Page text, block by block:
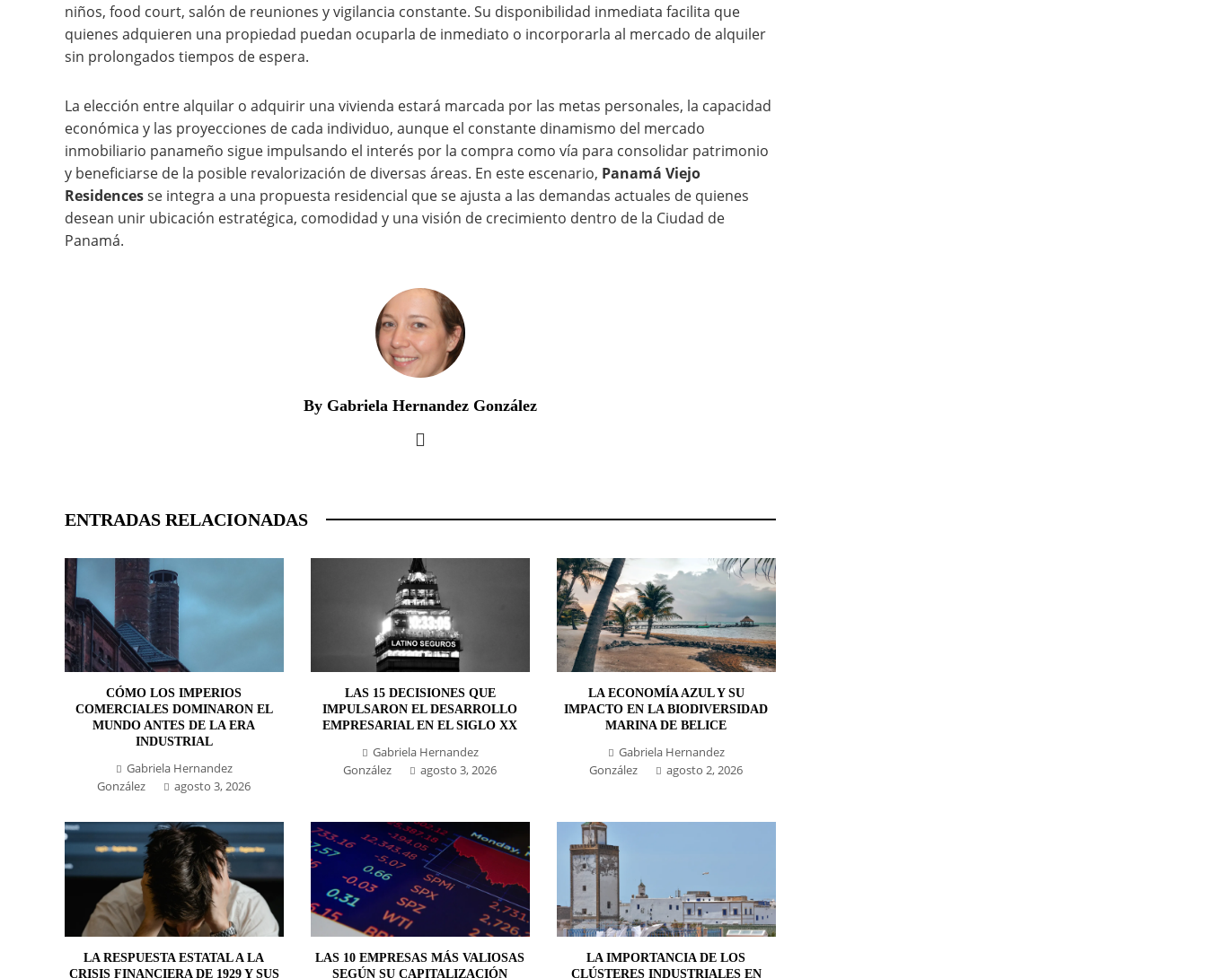
niños, food court, salón de reuniones y vigilancia constante. Su disponibilidad inmediata facilita que
quienes adquieren una propiedad puedan ocuparla de inmediato o incorporarla al mercado de alquiler
sin prolongados tiempos de espera.
La elección entre alquilar o adquirir una vivienda estará marcada por las metas personales, la capacidad
económica y las proyecciones de cada individuo, aunque el constante dinamismo del mercado
inmobiliario panameño sigue impulsando el interés por la compra como vía para consolidar patrimonio
y beneficiarse de la posible revalorización de diversas áreas. En este escenario, Panamá Viejo
Residencesse integra a una propuesta residencial que se ajusta a las demandas actuales de quienes
desean unir ubicación estratégica, comodidad y una visión de crecimiento dentro de la Ciudad de
Panamá.
By Gabriela Hernandez González
ENTRADAS RELACIONADAS
CÓMO LOS IMPERIOS
COMERCIALES DOMINARON EL
MUNDO ANTES DE LA ERA
INDUSTRIAL
Gabriela Hernandez
González
agosto 3, 2026
LAS 15 DECISIONES QUE
IMPULSARON EL DESARROLLO
EMPRESARIAL EN EL SIGLO XX
Gabriela Hernandez
González
agosto 3, 2026
LA ECONOMÍA AZUL Y SU
IMPACTO EN LA BIODIVERSIDAD
MARINA DE BELICE
Gabriela Hernandez
González
agosto 2, 2026
LA RESPUESTA ESTATAL A LA
CRISIS FINANCIERA DE 1929 Y SUS
LAS 10 EMPRESAS MÁS VALIOSAS
SEGÚN SU CAPITALIZACIÓN
LA IMPORTANCIA DE LOS
CLÚSTERES INDUSTRIALES EN